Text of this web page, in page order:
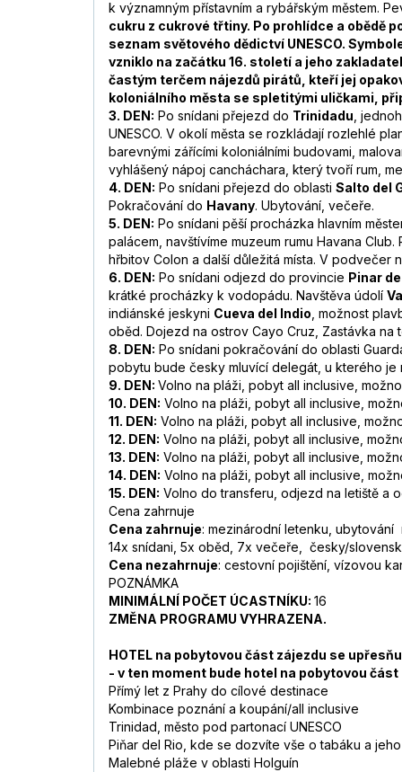
k významným přístavním a rybářským městem.
cukru z cukrové třtiny. Po prohlídce a obědě
seznam světového dědictví UNESCO.
vzniklo na začátku 16. století a jeho
častým terčem nájezdů pirátů, kteří jej
koloniálního města se spletitými uličkami,
3. DEN: Po snídani přejezd do Trinidadu ,
UNESCO. V okolí města se rozkládají rozlehlé
barevnými zářícími koloniálními budovami,
vyhlášený nápoj cancháchara, který tvoří rum,
4. DEN: Po snídani přejezd do oblasti Salto del
Pokračování do Havany. Ubytování, večeře.
5. DEN: Po snídani pěší procházka hlavním
palácem, navštívíme muzeum rumu Havana
hřbitov Colon a další důležitá místa. V podvečer
6. DEN: Po snídani odjezd do provincie Pinar
krátké procházky k vodopádu. Navštěva údolí
indiánské jeskyni Cueva del Indio , možnost
oběd. Dojezd na ostrov Cayo Cruz, Zastávka
8. DEN: Po snídani pokračování do oblasti
pobytu bude česky mluvící delegát, u kterého
9. DEN: Volno na pláži, pobyt all inclusive,
10. DEN: Volno na pláži, pobyt all inclusive,
11. DEN: Volno na pláži, pobyt all inclusive,
12. DEN: Volno na pláži, pobyt all inclusive,
13. DEN: Volno na pláži, pobyt all inclusive,
14. DEN: Volno na pláži, pobyt all inclusive,
15. DEN: Volno do transferu, odjezd na letiště a
Cena zahrnuje
Cena zahrnuje: mezinárodní letenku,
14x snídani, 5x oběd, 7x večeře, česky/
Cena nezahrnuje: cestovní pojištění, vízovou
POZNÁMKA
MINIMÁLNÍ POČET ÚCASTNÍKU: 16
ZMĚNA PROGRAMU VYHRAZENA.
HOTEL na pobytovou část zájezdu se
- v ten moment bude hotel na pobytovou
Přímý let z Prahy do cílové destinace
Kombinace poznání a koupání/all inclusive
Trinidad, město pod partonací UNESCO
Piňar del Rio, kde se dozvíte vše o tabáku a
Malebné pláže v oblasti Holguín